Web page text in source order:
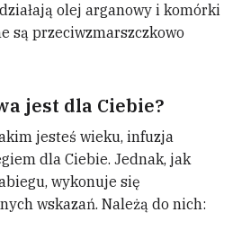
olej arganowy i komórki
są przeciwzmarszczkowo
jest dla Ciebie?
jesteś wieku, infuzja
dla Ciebie. Jednak, jak
wykonuje się
wskazań. Należą do nich: